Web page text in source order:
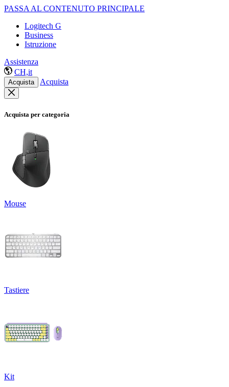
PASSA AL CONTENUTO PRINCIPALE
Logitech G
Business
Istruzione
Assistenza
CH,it
Acquista Acquista
Acquista per categoria
Mouse
Tastiere
Kit